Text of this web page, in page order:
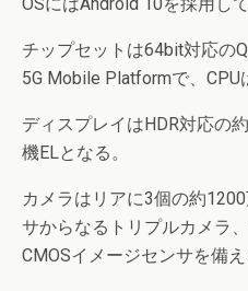
チップセットは64bit対応の
5G Mobile Platformで、CPU
ディスプレイはHDR対応の
機ELとなる。
カメラはリアに3個の約
サからなるトリプルカメラ
CMOSイメージセンサを備え